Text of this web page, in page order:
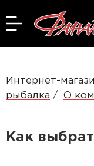
Интернет-
рыбалка
О
Как